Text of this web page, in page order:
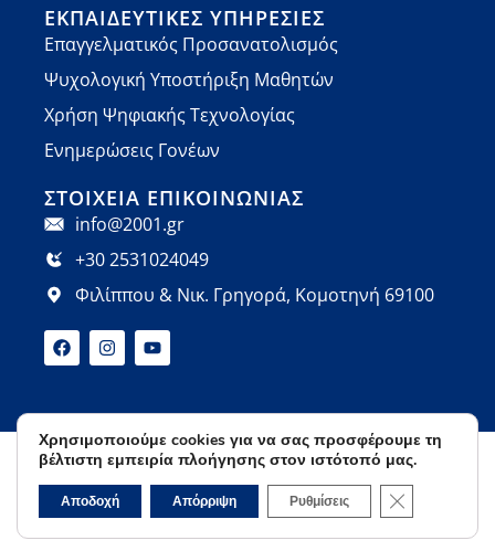
ΕΚΠΑΙΔΕΥΤΙΚΈΣ ΥΠΗΡΕΣΊΕΣ
Επαγγελματικός Προσανατολισμός
Ψυχολογική Υποστήριξη Μαθητών
Χρήση Ψηφιακής Τεχνολογίας
Ενημερώσεις Γονέων
ΣΤΟΙΧΕΊΑ ΕΠΙΚΟΙΝΩΝΊΑΣ
info@2001.gr
+30 2531024049
Φιλίππου & Νικ. Γρηγορά, Κομοτηνή 69100
© 2026 Φροντιστήρια Ορόσημο | Developed by
Cactus
Όροι ΧρήσηςΠολιτική Απορρήτου
Χρησιμοποιούμε cookies για να σας προσφέρουμε τη
βέλτιστη εμπειρία πλοήγησης στον ιστότοπό μας.
Αποδοχή Απόρριψη Ρυθμίσεις Κλείσιμο του